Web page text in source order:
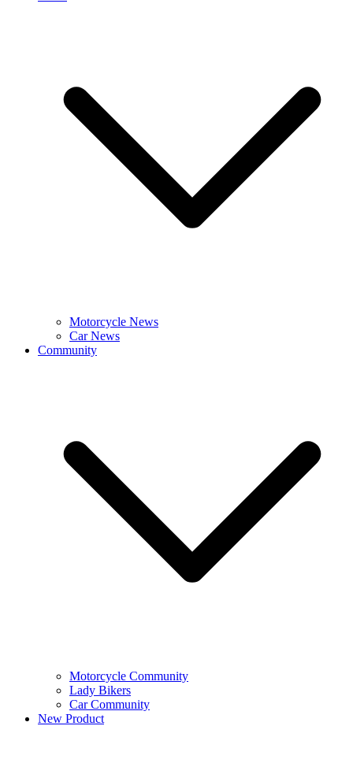
Motorcycle News
Car News
Community
Motorcycle Community
Lady Bikers
Car Community
New Product